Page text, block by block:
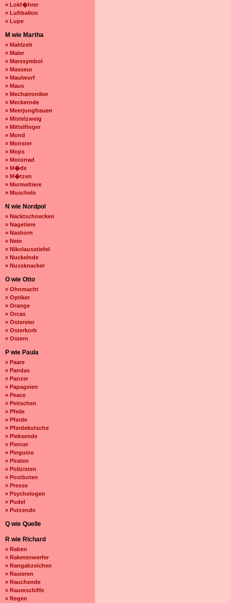
» Lokf�hrer
» Luftballon
» Lupe
M wie Martha
» Mahlzeit
» Maler
» Marssymbol
» Masseur
» Maulwurf
» Maus
» Mechatroniker
» Meckernde
» Meerjungfrauen
» Mistelzweig
» Mittelfinger
» Mond
» Monster
» Mops
» Motorrad
» M�de
» M�tzen
» Murmeltiere
» Muscheln
N wie Nordpol
» Nacktschnecken
» Nagetiere
» Nashorn
» Nein
» Nikolausstiefel
» Nuckelnde
» Nussknacker
O wie Otto
» Ohnmacht
» Optiker
» Orange
» Orcas
» Ostereier
» Osterkorb
» Ostern
P wie Paula
» Paare
» Pandas
» Panzer
» Papageien
» Peace
» Peitschen
» Pfeile
» Pferde
» Pferdekutsche
» Pieksende
» Piercer
» Pinguine
» Piraten
» Polizisten
» Postboten
» Presse
» Psychologen
» Pudel
» Putzende
Q wie Quelle
R wie Richard
» Raben
» Raketenwerfer
» Rangabzeichen
» Rasieren
» Rauchende
» Raumschiffe
» Regen